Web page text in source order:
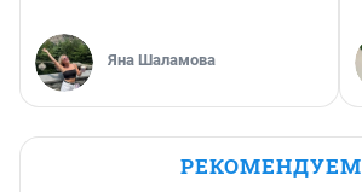
Яна Шаламова
РЕКОМЕНДУЕМ